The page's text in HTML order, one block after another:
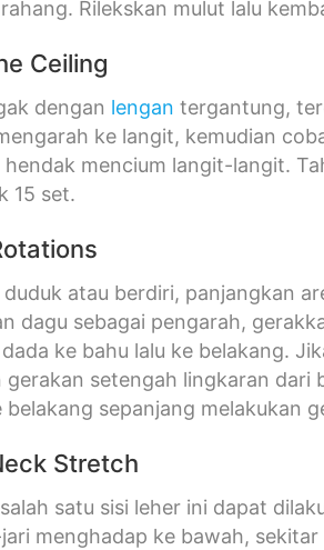
Rilekskan mulut lalu
Ceiling
dengan lengan tergantung,
ke langit, kemudian
hendak mencium langit-langit.
15 set.
duduk atau berdiri, panjangkan
dagu sebagai pengarah,
ke bahu lalu ke belakang.
setengah lingkaran dari
belakang sepanjang melakukan
Stretch
satu sisi leher ini dapat
menghadap ke bawah,